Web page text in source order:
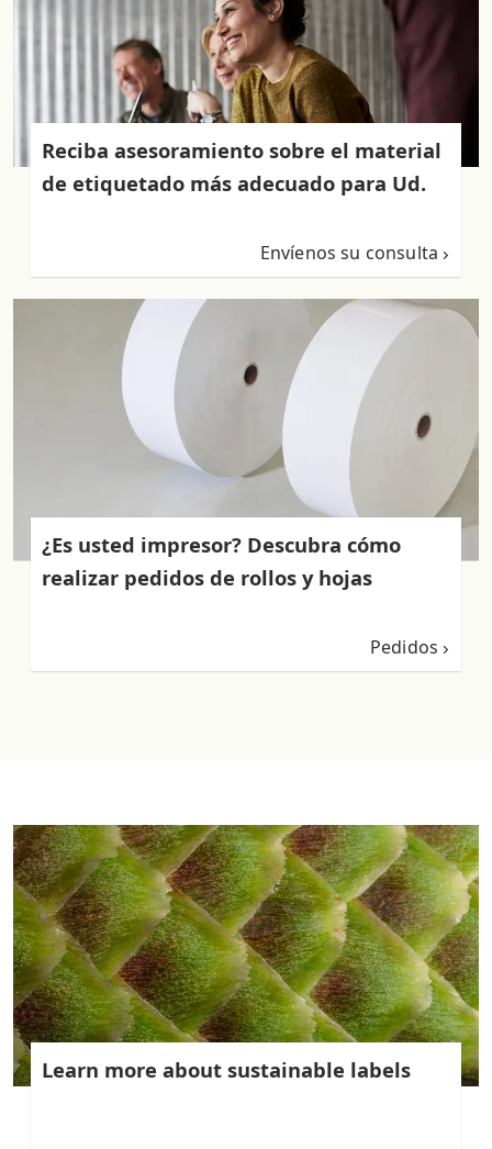
Reciba asesoramiento sobre el material
de etiquetado más adecuado para Ud.
Envíenos su consulta
¿Es usted impresor? Descubra cómo
realizar pedidos de rollos y hojas
Pedidos
Learn more about sustainable labels